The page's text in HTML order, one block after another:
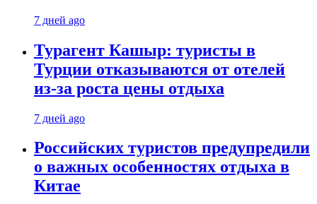
7 дней ago
Турагент Кашыр: туристы в
Турции отказываются от отелей
из-за роста цены отдыха
7 дней ago
Российских туристов предупредили
о важных особенностях отдыха в
Китае